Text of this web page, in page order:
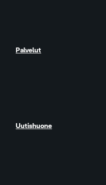
Palvelut
Uutishuone